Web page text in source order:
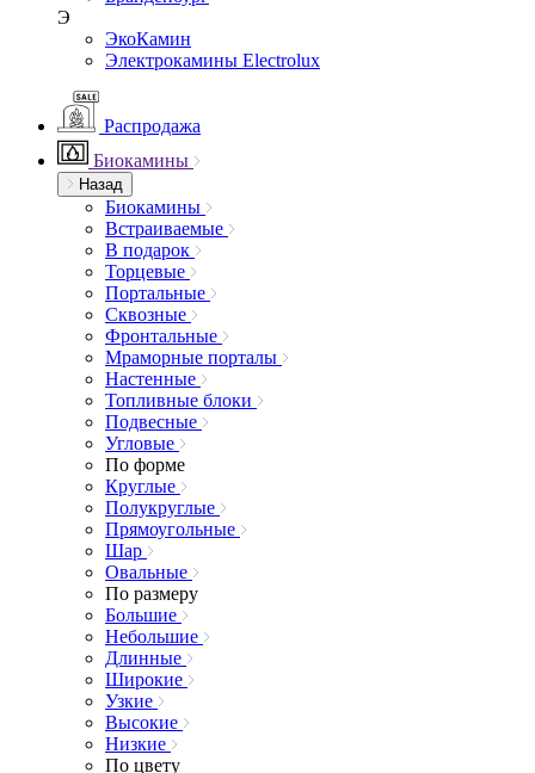
Э
ЭкоКамин
Электрокамины Electrolux
Распродажа
Биокамины
Назад
Биокамины
Встраиваемые
В подарок
Торцевые
Портальные
Сквозные
Фронтальные
Мраморные порталы
Настенные
Топливные блоки
Подвесные
Угловые
По форме
Круглые
Полукруглые
Прямоугольные
Шар
Овальные
По размеру
Большие
Небольшие
Длинные
Широкие
Узкие
Высокие
Низкие
По цвету